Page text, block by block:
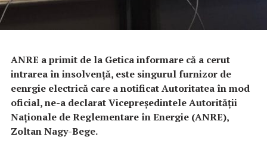
ANRE a primit de la Getica informare că a cerut
intrarea în insolvență, este singurul furnizor de
eenrgie electrică care a notificat Autoritatea în mod
oficial, ne-a declarat Vicepreşedintele Autorităţii
Naţionale de Reglementare în Energie (ANRE),
Zoltan Nagy-Bege.